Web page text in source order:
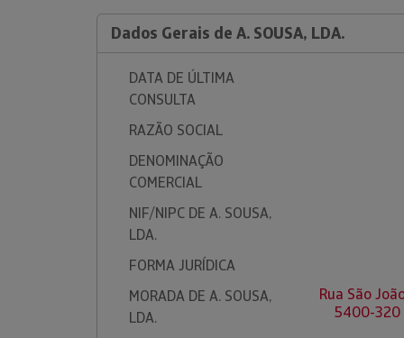
Dados Gerais de A. SOUSA, LDA.
DATA DE ÚLTIMA
CONSULTA
RAZÃO SOCIAL
DENOMINAÇÃO
COMERCIAL
NIF/NIPC DE A. SOUSA,
LDA.
FORMA JURÍDICA
MORADA DE A. SOUSA,
LDA.
Rua São
5400-320 -